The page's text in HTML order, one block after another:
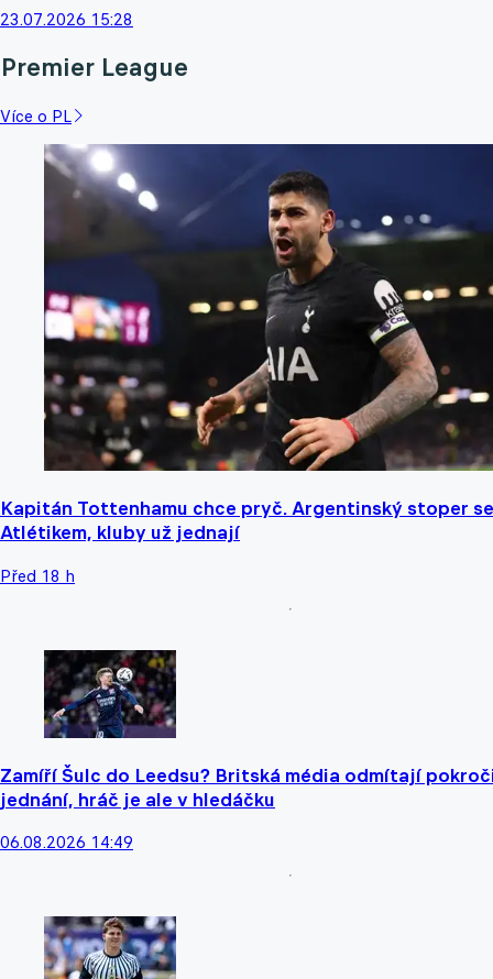
23.07.2026 15:28
Premier League
Více o PL
Kapitán Tottenhamu chce pryč. Argentinský stoper
Atlétikem, kluby už jednají
Před 18 h
Zamíří Šulc do Leedsu? Britská média odmítají
jednání, hráč je ale v hledáčku
06.08.2026 14:49